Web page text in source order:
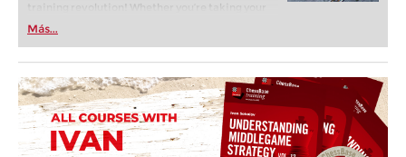
training revolution! Whether you’re taking your
first steps into the world of club chess, or already
playing at a tournament level: with FRITZ, you can
train more efficiently, intelligently and with a
more personalised approach than ever before.
Más...